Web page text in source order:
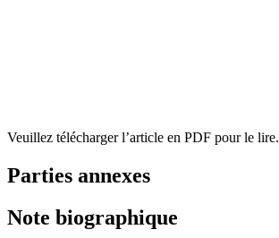
Veuillez télécharger l’article en PDF pour le lire.
Parties annexes
Note biographique